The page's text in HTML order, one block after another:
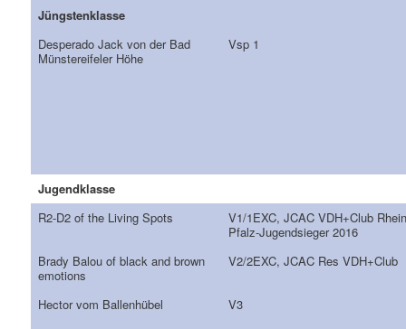
Jüngstenklasse
Desperado Jack von der Bad
Münstereifeler Höhe
Vsp 1
Jugendklasse
R2-D2 of the Living Spots
V1/1EXC, JCAC VDH+Club
Pfalz-Jugendsieger 2016
Brady Balou of black and brown
emotions
V2/2EXC, JCAC Res VDH+Club
Hector vom Ballenhübel V3